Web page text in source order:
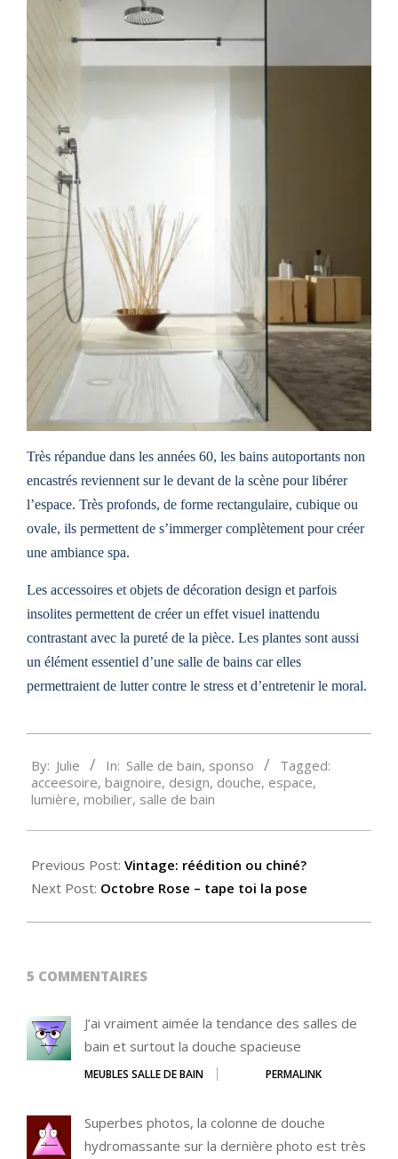
Très répandue dans les années 60, les bains autoportants non
encastrés reviennent sur le devant de la scène pour libérer
l’espace. Très profonds, de forme rectangulaire, cubique ou
ovale, ils permettent de s’immerger complètement pour créer
une ambiance spa.
Les accessoires et objets de décoration design et parfois
insolites permettent de créer un effet visuel inattendu
contrastant avec la pureté de la pièce. Les plantes sont aussi
un élément essentiel d’une salle de bains car elles
permettraient de lutter contre le stress et d’entretenir le moral.
10-
01
By: Julie In: Salle de bain, sponso
Tagged:
acceesoire, baignoire, design, douche, espace,
lumière, mobilier, salle de bain
Previous Post: Vintage: réédition ou chiné?
Next Post: Octobre Rose – tape toi la pose
5 COMMENTAIRES
J’ai vraiment aimée la tendance des salles de
bain et surtout la douche spacieuse
MEUBLES SALLE DE BAIN PERMALINK
Superbes photos, la colonne de douche
hydromassante sur la dernière photo est très